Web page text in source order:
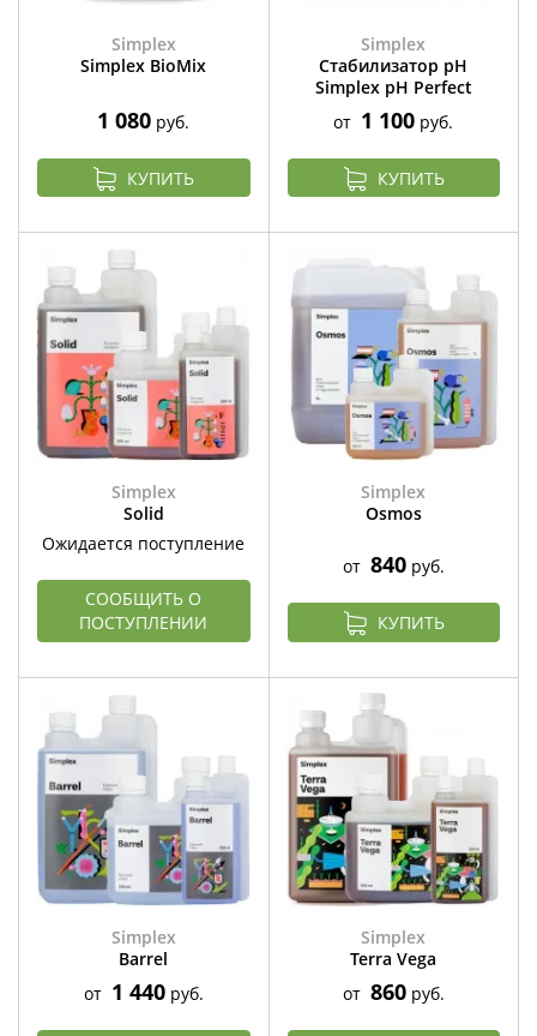
Simplex
Simplex BioMix
1 080 руб.
КУПИТЬ
Simplex
Стабилизатор pH
Simplex pH Perfect
от 1 100 руб.
КУПИТЬ
Simplex
Solid
Ожидается поступление
СООБЩИТЬ О
ПОСТУПЛЕНИИ
Simplex
Osmos
от 840руб.
КУПИТЬ
Simplex
Barrel
от 1 440руб.
Simplex
Terra Vega
от 860руб.